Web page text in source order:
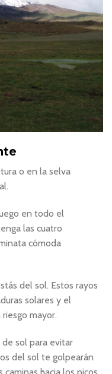
o en la selva
en todo el
las cuatro
cómoda
del sol. Estos rayos
solares y el
mayor.
sol para evitar
del sol te golpearán
hacia los picos